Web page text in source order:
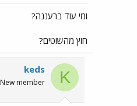
ומי עוד ברעננה?
חוץ מהשוטים?
K
keds
New member